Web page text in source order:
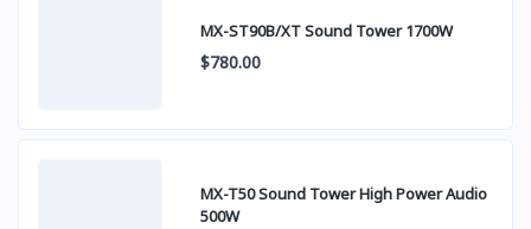
MX-ST90B/XT Sound Tower 1700W
$780.00
MX-T50 Sound Tower High Power Audio
500W